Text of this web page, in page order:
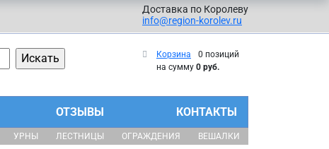
Доставка по Королеву
info@region-korolev.ru
Корзина
0 позиций
на сумму 0 руб.
ОТЗЫВЫ КОНТАКТЫ
УРНЫ ЛЕСТНИЦЫ ОГРАЖДЕНИЯ ВЕШАЛКИ